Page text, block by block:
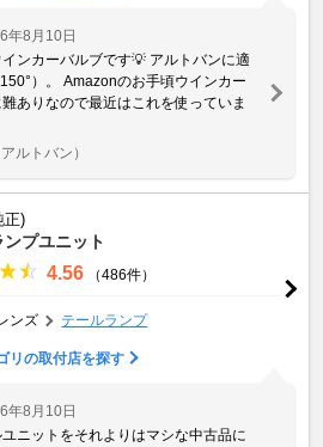
年8月10日
ンカーバルブです💡 アルトバンに適
）。 Amazonのお手頃ウインカー
ありなので最近はこれを使っていま
ルトバン）
正)
ンプユニット
4.56 （486件）
ンズ テールランプ
リの取付店を探す
年8月10日
ニットをそれよりはマシな中古品に